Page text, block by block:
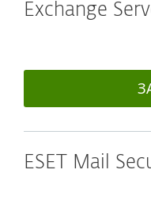
Exchange
ESET Mail